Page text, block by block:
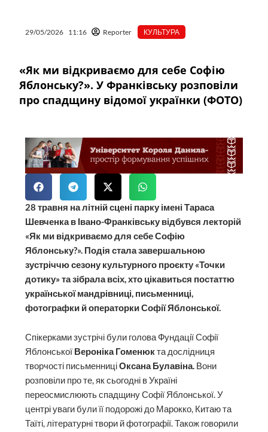
29/05/2026 11:16 Reporter КУЛЬТУРА
«Як ми відкриваємо для себе Софію
Яблонську?». У Франківську розповіли
про спадщину відомої українки (ФОТО)
28 травня на літній сцені парку імені Тараса
Шевченка в Івано-Франківську відбувся лекторій
«Як ми відкриваємо для себе Софію
Яблонську?». Подія стала завершальною
зустріччю сезону культурного проєкту «Точки
дотику» та зібрала всіх, хто цікавиться постаттю
української мандрівниці, письменниці,
фотографки й операторки Софії Яблонської.
Спікерками зустрічі були голова Фундації Софії
Яблонської Вероніка Гоменюкта дослідниця
творчості письменниціОксана Булавіна. Вони
розповіли про те, як сьогодні в Україні
переосмислюють спадщину Софії Яблонської. У
центрі уваги були її подорожі до Марокко, Китаю та
Таїті, літературні твори й фотографії. Також говорили